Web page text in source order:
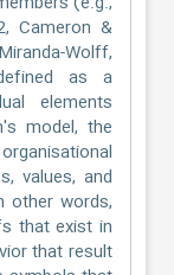
Cameron &
Wolff,
as a
elements
model, the
values, and
other words,
that exist in
that result